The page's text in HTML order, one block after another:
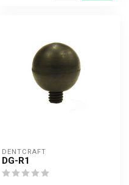
DENTCRAFT
DG-R1